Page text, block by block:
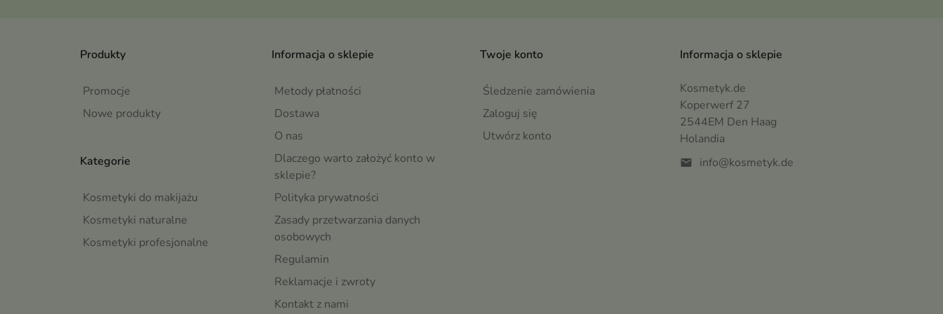
Produkty
Promocje
Nowe produkty
Informacja o sklepie
Metody płatności
Dostawa
O nas
Dlaczego warto założyć konto w
sklepie?
Polityka prywatności
Zasady przetwarzania danych
osobowych
Regulamin
Reklamacje i zwroty
Kontakt z nami
Kategorie
Kosmetyki do makijażu
Kosmetyki naturalne
Kosmetyki profesjonalne
Twoje konto
Śledzenie zamówienia
Zaloguj się
Utwórz konto
Informacja o sklepie
Kosmetyk.de
Koperwerf 27
2544EM Den Haag
Holandia
mail info@kosmetyk.de